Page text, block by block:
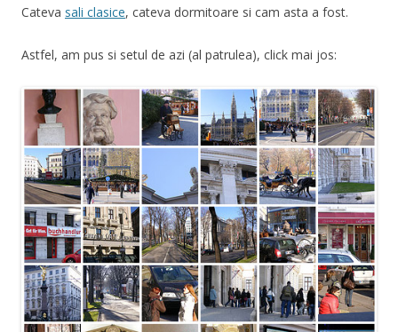
Cateva sali clasice, cateva dormitoare si cam asta a fost.
Astfel, am pus si setul de azi (al patrulea), click mai jos: